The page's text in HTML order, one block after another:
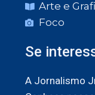
Arte e
Foco
Se
A Jornalismo